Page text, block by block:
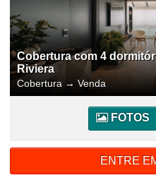
Cobertura com 4
Riviera
Cobertura → Venda
FOTOS
ENTRE